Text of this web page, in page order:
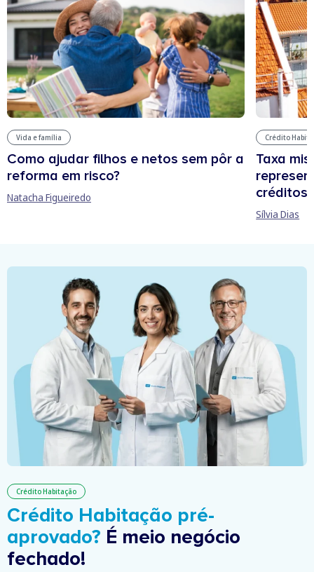
Vida e família
Como ajudar filhos e netos sem pôr a
reforma em risco?
Natacha Figueiredo
Crédito
Taxa
créditos
Sílvia Dias
Crédito Habitação
Crédito Habitação pré-
aprovado? É meio negócio
fechado!